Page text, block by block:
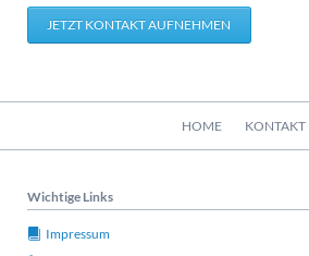
JETZT KONTAKT AUFNEHMEN
HOME KONTAKT
Wichtige Links
Impressum